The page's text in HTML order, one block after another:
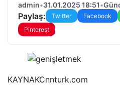
admin•31.01.2025 18:51•
Paylaş: Twitter Facebook
Pinterest
KAYNAKCnnturk.com